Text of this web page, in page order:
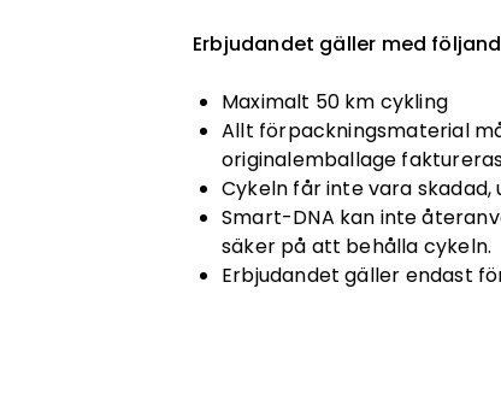
Erbjudandet gäller med
Maximalt 50 km cykling
Allt förpackningsmaterial
originalemballage
Cykeln får inte vara
Smart-DNA kan inte
säker på att behålla cykeln.
Erbjudandet gäller endast